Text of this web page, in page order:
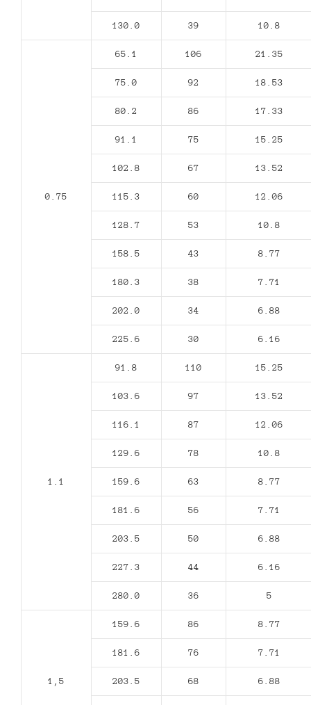
130.0 39 10.8
0.75
65.1 106 21.35
75.0 92 18.53
80.2 86 17.33
91.1 75 15.25
102.8 67 13.52
115.3 60 12.06
128.7 53 10.8
158.5 43 8.77
180.3 38 7.71
202.0 34 6.88
225.6 30 6.16
1.1
91.8 110 15.25
103.6 97 13.52
116.1 87 12.06
129.6 78 10.8
159.6 63 8.77
181.6 56 7.71
203.5 50 6.88
227.3 44 6.16
280.0 36 5
1,5
159.6 86 8.77
181.6 76 7.71
203.5 68 6.88